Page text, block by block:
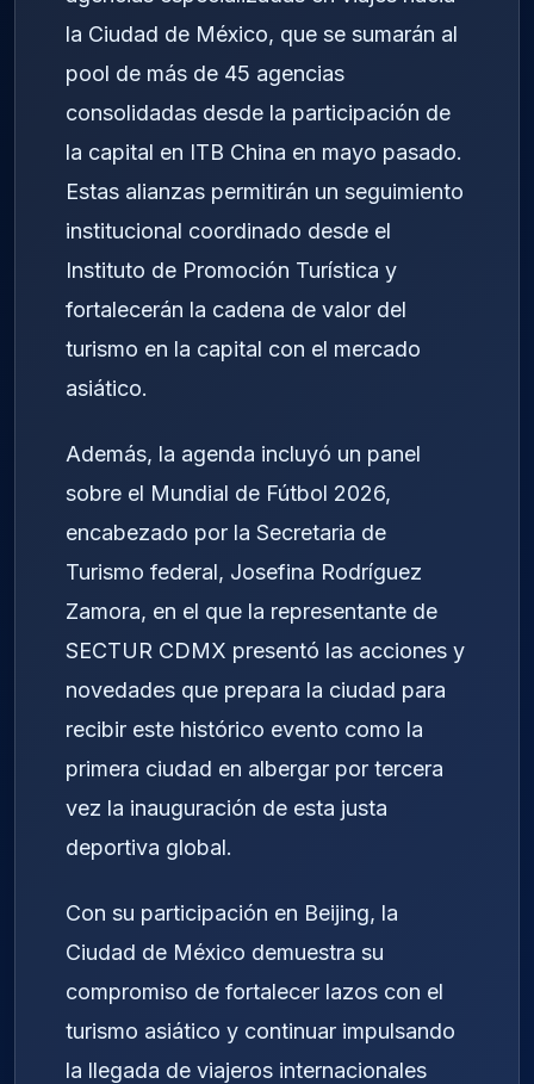
la Ciudad de México, que se sumarán al
pool de más de 45 agencias
consolidadas desde la participación de
la capital en ITB China en mayo pasado.
Estas alianzas permitirán un seguimiento
institucional coordinado desde el
Instituto de Promoción Turística y
fortalecerán la cadena de valor del
turismo en la capital con el mercado
asiático.
Además, la agenda incluyó un panel
sobre el Mundial de Fútbol 2026,
encabezado por la Secretaria de
Turismo federal, Josefina Rodríguez
Zamora, en el que la representante de
SECTUR CDMX presentó las acciones y
novedades que prepara la ciudad para
recibir este histórico evento como la
primera ciudad en albergar por tercera
vez la inauguración de esta justa
deportiva global.
Con su participación en Beijing, la
Ciudad de México demuestra su
compromiso de fortalecer lazos con el
turismo asiático y continuar impulsando
la llegada de viajeros internacionales